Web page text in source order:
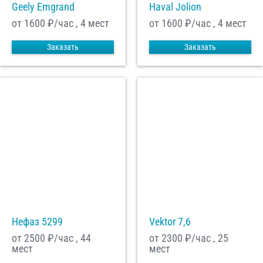
Geely Emgrand
от 1600 ₽/час , 4 мест
Заказать
Haval Jolion
от 1600 ₽/час , 4 мест
Заказать
Нефаз 5299
от 2500 ₽/час , 44
мест
Vektor 7,6
от 2300 ₽/час , 25
мест